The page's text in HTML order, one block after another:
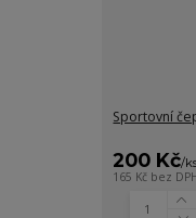
Sportovní
200 Kč/
165 Kč bez